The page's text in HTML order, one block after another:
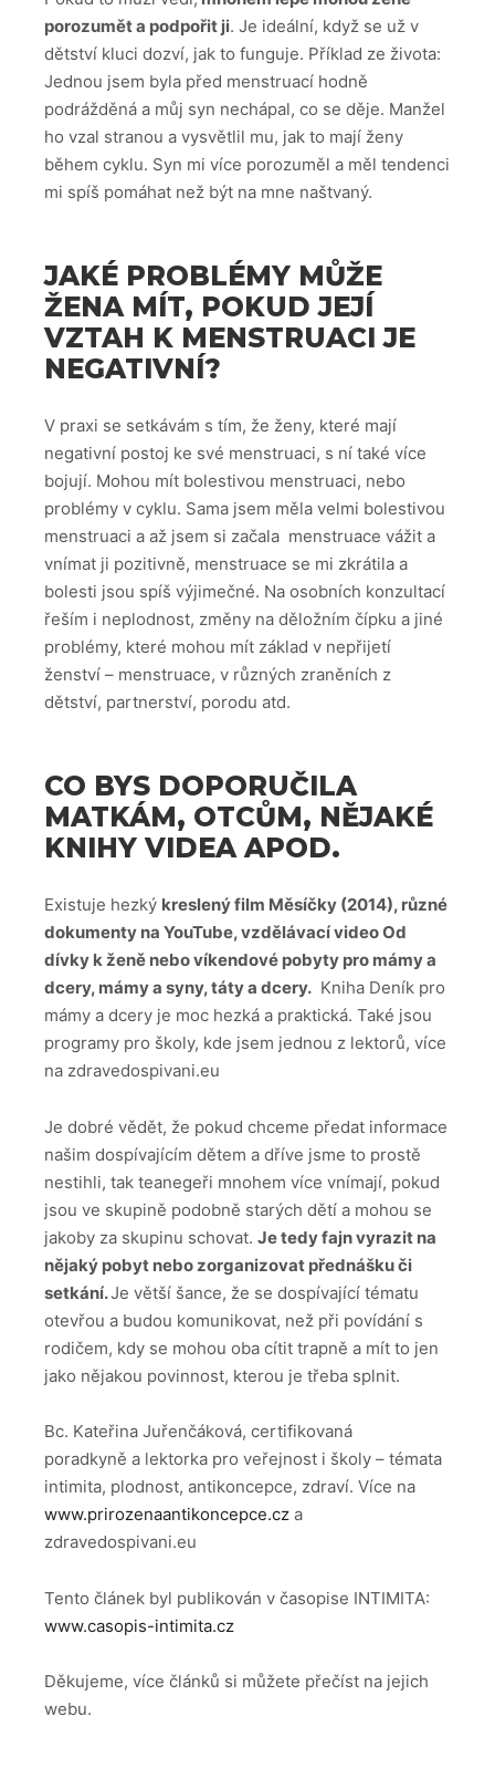
porozumět a podpořit ji. Je ideální, když se už v
dětství kluci dozví, jak to funguje. Příklad ze života:
Jednou jsem byla před menstruací hodně
podrážděná a můj syn nechápal, co se děje. Manžel
ho vzal stranou a vysvětlil mu, jak to mají ženy
během cyklu. Syn mi více porozuměl a měl tendenci
mi spíš pomáhat než být na mne naštvaný.
JAKÉ PROBLÉMY MŮŽE
ŽENA MÍT, POKUD JEJÍ
VZTAH K MENSTRUACI JE
NEGATIVNÍ?
V praxi se setkávám s tím, že ženy, které mají
negativní postoj ke své menstruaci, s ní také více
bojují. Mohou mít bolestivou menstruaci, nebo
problémy v cyklu. Sama jsem měla velmi bolestivou
menstruaci a až jsem si začala menstruace vážit a
vnímat ji pozitivně, menstruace se mi zkrátila a
bolesti jsou spíš výjimečné. Na osobních konzultací
řeším i neplodnost, změny na děložním čípku a jiné
problémy, které mohou mít základ v nepřijetí
ženství – menstruace, v různých zraněních z
dětství, partnerství, porodu atd.
CO BYS DOPORUČILA
MATKÁM, OTCŮM, NĚJAKÉ
KNIHY VIDEA APOD.
Existuje hezký kreslený film Měsíčky (2014), různé
dokumenty na YouTube, vzdělávací video Od
dívky k ženě nebo víkendové pobyty pro mámy a
dcery, mámy a syny, táty a dcery. Kniha Deník pro
mámy a dcery je moc hezká a praktická. Také jsou
programy pro školy, kde jsem jednou z lektorů, více
na zdravedospivani.eu
Je dobré vědět, že pokud chceme předat informace
našim dospívajícím dětem a dříve jsme to prostě
nestihli, tak teanegeři mnohem více vnímají, pokud
jsou ve skupině podobně starých dětí a mohou se
jakoby za skupinu schovat. Je tedy fajn vyrazit na
nějaký pobyt nebo zorganizovat přednášku či
setkání.Je větší šance, že se dospívající tématu
otevřou a budou komunikovat, než při povídání s
rodičem, kdy se mohou oba cítit trapně a mít to jen
jako nějakou povinnost, kterou je třeba splnit.
Bc. Kateřina Juřenčáková, certifikovaná
poradkyně a lektorka pro veřejnost i školy – témata
intimita, plodnost, antikoncepce, zdraví. Více na
www.prirozenaantikoncepce.cz a
zdravedospivani.eu
Tento článek byl publikován v časopise INTIMITA:
www.casopis-intimita.cz
Děkujeme, více článků si můžete přečíst na jejich
webu.